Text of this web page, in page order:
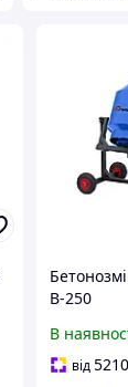
B-250
В
від5210